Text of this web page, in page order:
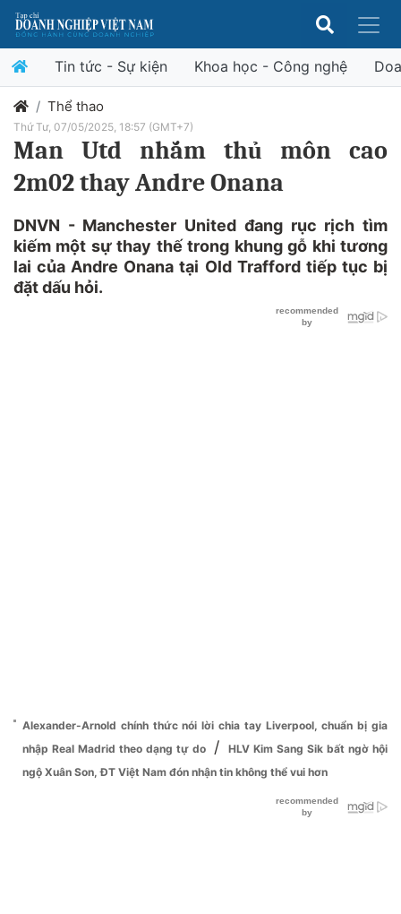
Tin tức - Sự kiện Khoa học - Công nghệ
Thể thao
Thứ Tư, 07/05/2025, 18:57 (GMT+7)
Man Utd nhắm thủ môn cao
2m02 thay Andre Onana
DNVN - Manchester United đang rục rịch tìm
kiếm một sự thay thế trong khung gỗ khi tương
lai của Andre Onana tại Old Trafford tiếp tục bị
đặt dấu hỏi.
Alexander-Arnold chính thức nói lời chia tay Liverpool, chuẩn bị gia
nhập Real Madrid theo dạng tự do
/
HLV Kim Sang Sik bất ngờ hội
ngộ Xuân Son, ĐT Việt Nam đón nhận tin không thể vui hơn